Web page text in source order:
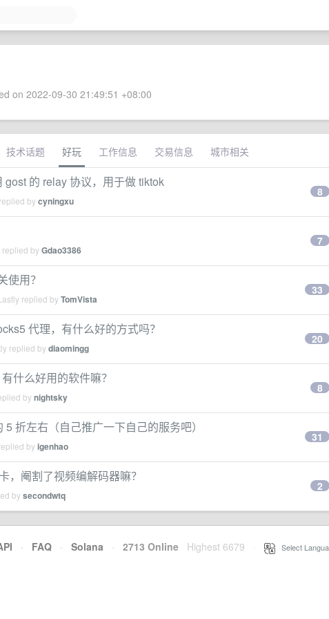
on 2022-09-30 21:49:51 +08:00
技术话题 好玩 工作信息 交易信息 城市相关
的 relay 协议，用于做 tiktok
bycyningxu
8
replied byGdao3386
7
使用？
replied byTomVista
33
代理，有什么好的方式吗？
replied bydiaomingg
20
什么好用的软件嘛？
bynightsky
8
折左右（自己推广一下自己的服务吧）
byigenhao
31
，阉割了视频编解码器嘛？
bysecondwtq
2
· FAQ · Solana · 2713 Online Highest 6679 Select